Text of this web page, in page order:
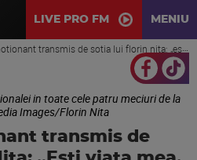
LIVE PRO FM MENIU
florin nita: „esti viata mea, esti tot ce mi-am dorit”. portarul cu care generatia de suflet a ajuns in optimi la euro 2024 a implinit astazi 37 de ani
in toate cele patru meciuri de la
Images/Florin Nita
transmis de